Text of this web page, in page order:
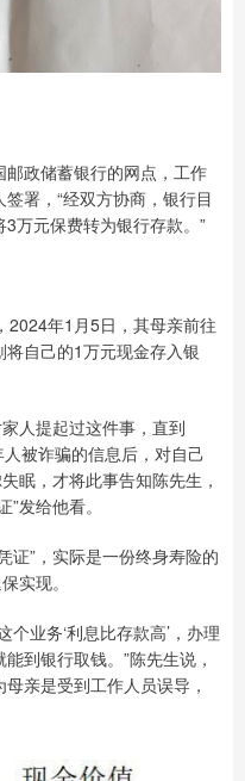
政储蓄银行的网点，工作
署，“经双方协商，银行目
万元保费转为银行存款。”
2024年1月5日，其母亲前往
自己的1万元现金存入银
人提起过这件事，直到
被诈骗的信息后，对自己
眠，才将此事告知陈先生，
发给他看。
证”，实际是一份终身寿险的
实现。
业务‘利息比存款高’，办理
到银行取钱。”陈先生说，
亲是受到工作人员误导，